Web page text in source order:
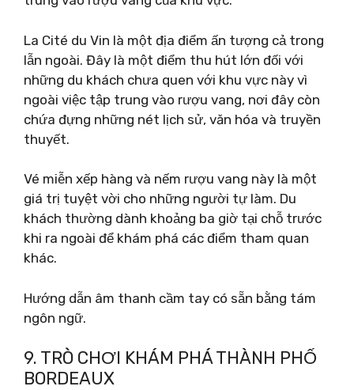
La Cité du Vin là một địa điểm ấn tượng cả trong
lẫn ngoài. Đây là một điểm thu hút lớn đối với
những du khách chưa quen với khu vực này vì
ngoài việc tập trung vào rượu vang, nơi đây còn
chứa đựng những nét lịch sử, văn hóa và truyền
thuyết.
Vé miễn xếp hàng và nếm rượu vang này là một
giá trị tuyệt vời cho những người tự làm. Du
khách thường dành khoảng ba giờ tại chỗ trước
khi ra ngoài để khám phá các điểm tham quan
khác.
Hướng dẫn âm thanh cầm tay có sẵn bằng tám
ngôn ngữ.
9. TRÒ CHƠI KHÁM PHÁ THÀNH PHỐ
BORDEAUX